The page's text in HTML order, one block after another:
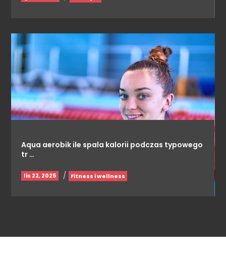
Aqua aerobik ile spala kalorii podczas typowego
tr …
lis 22, 2025 / Fitness i wellness